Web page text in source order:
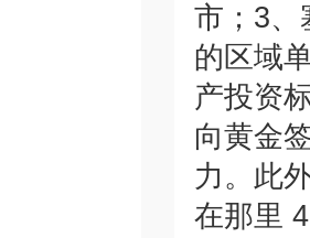
市；3、
的区域
产投资
向黄金
力。此
在那里